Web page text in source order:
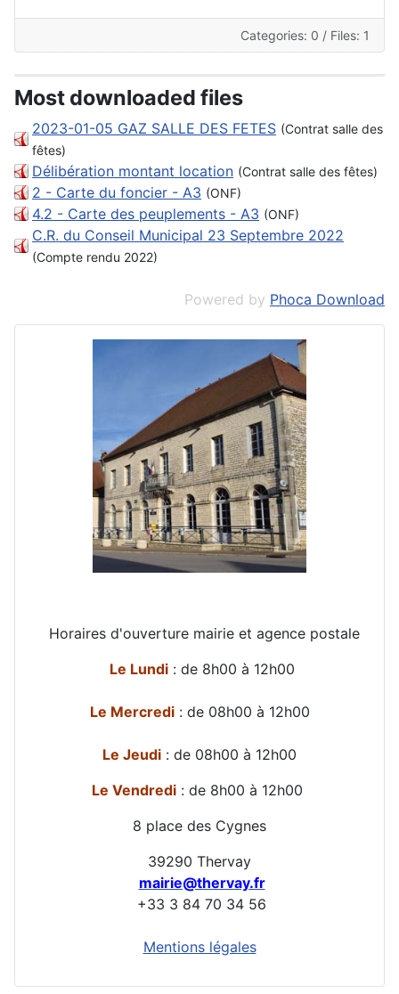
Categories: 0 / Files: 1
Most downloaded files
2023-01-05 GAZ SALLE DES FETES (Contrat salle des
fêtes)
Délibération montant location (Contrat salle des fêtes)
2 - Carte du foncier - A3 (ONF)
4.2 - Carte des peuplements - A3 (ONF)
C.R. du Conseil Municipal 23 Septembre 2022
(Compte rendu 2022)
Powered by Phoca Download
Horaires d'ouverture mairie et agence postale
Le Lundi: de 8h00 à 12h00
Le Mercredi: de 08h00 à 12h00
Le Jeudi : de 08h00 à 12h00
Le Vendredi : de 8h00 à 12h00
8 place des Cygnes
39290 Thervay
mairie@thervay.fr
+33 3 84 70 34 56
Mentions légales